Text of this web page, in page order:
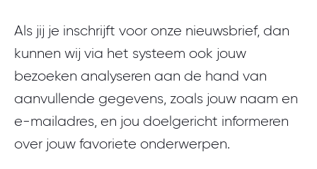
Als jij je inschrijft voor onze nieuwsbrief, dan
kunnen wij via het systeem ook jouw
bezoeken analyseren aan de hand van
aanvullende gegevens, zoals jouw naam en
e-mailadres, en jou doelgericht informeren
over jouw favoriete onderwerpen.